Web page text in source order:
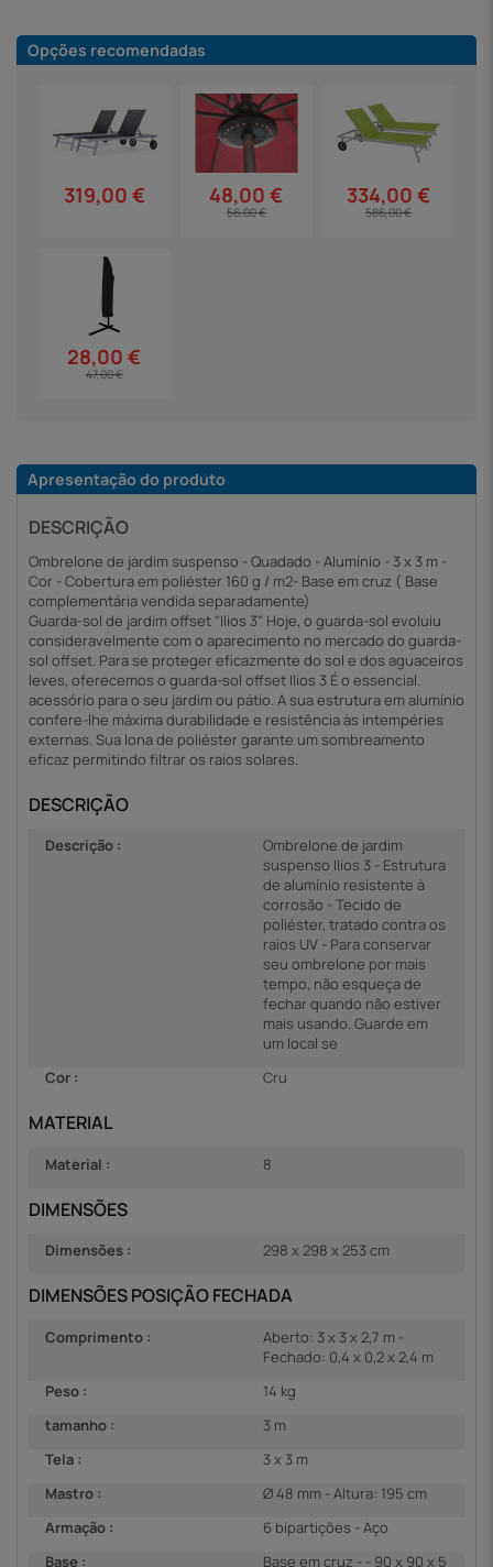
Opções recomendadas
319,00 € 48,00 €
56,00 €
334,00 €
586,00 €
28,00 €
47,00 €
Apresentação do produto
DESCRIÇÃO
Ombrelone de jardim suspenso - Quadado - Alumínio - 3 x 3 m -
Cor - Cobertura em poliéster 160 g / m2- Base em cruz ( Base
complementária vendida separadamente)
Guarda-sol de jardim offset "Ilios 3" Hoje, o guarda-sol evoluiu
consideravelmente com o aparecimento no mercado do guarda-
sol offset. Para se proteger eficazmente do sol e dos aguaceiros
leves, oferecemos o guarda-sol offset Ilios 3 É o essencial.
acessório para o seu jardim ou pátio. A sua estrutura em alumínio
confere-lhe máxima durabilidade e resistência às intempéries
externas. Sua lona de poliéster garante um sombreamento
eficaz permitindo filtrar os raios solares.
DESCRIÇÃO
Descrição :
Ombrelone de jardim
suspenso Ilios 3 - Estrutura
de alumínio resistente à
corrosão - Tecido de
poliéster, tratado contra os
raios UV - Para conservar
seu ombrelone por mais
tempo, não esqueça de
fechar quando não estiver
mais usando. Guarde em
um local se
Cor :
Cru
MATERIAL
Material : 8
DIMENSÕES
Dimensões : 298 x 298 x 253 cm
DIMENSÕES POSIÇÃO FECHADA
Comprimento :
Aberto: 3 x 3 x 2,7 m -
Fechado: 0,4 x 0,2 x 2,4 m
Peso :
14 kg
tamanho :
3 m
Tela :
3 x 3 m
Mastro :
Ø 48 mm - Altura: 195 cm
Armação :
6 bipartições - Aço
Base :
Base em cruz - - 90 x 90 x 5